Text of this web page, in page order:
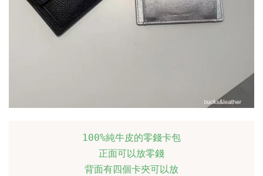
100%純牛皮的零錢卡包
正面可以放零錢
背面有四個卡夾可以放